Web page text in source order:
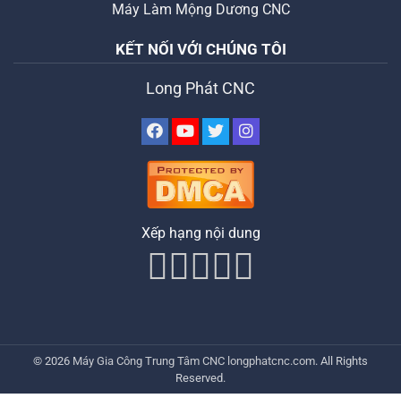
Máy Làm Mộng Dương CNC
KẾT NỐI VỚI CHÚNG TÔI
Long Phát CNC
Xếp hạng nội dung
© 2026 Máy Gia Công Trung Tâm CNC longphatcnc.com. All Rights
Reserved.